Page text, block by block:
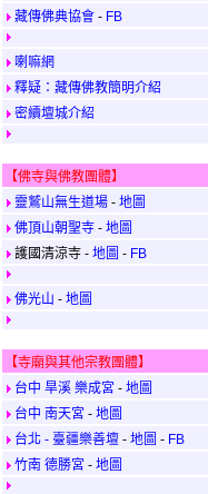
藏傳佛典協會 - FB
喇嘛網
釋疑：藏傳佛教簡明介紹
密續壇城介紹
【佛寺與佛教團體】
靈鷲山無生道場 - 地圖
佛頂山朝聖寺 - 地圖
護國清涼寺 - 地圖 - FB
佛光山 - 地圖
【寺廟與其他宗教團體】
台中 旱溪 樂成宮 - 地圖
台中 南天宮 - 地圖
台北 - 臺疆樂善壇 - 地圖 - FB
竹南 德勝宮 - 地圖